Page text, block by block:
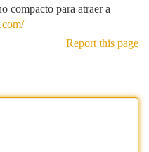
compacto para atraer a
Report this page